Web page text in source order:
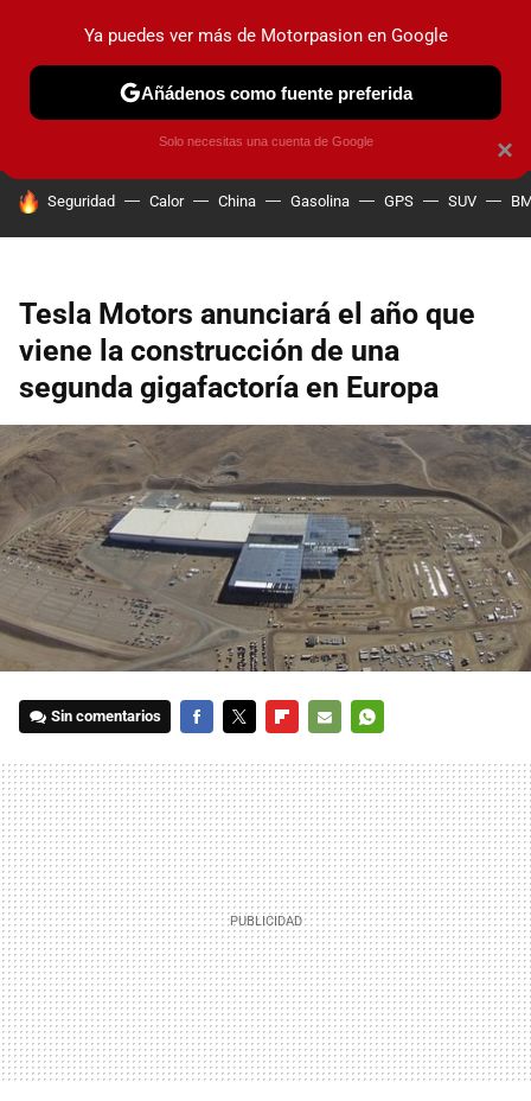
PRUEBAS COCHES ELÉCTRICOS OBSERVATORIO
HOY SE HABLA DE
Seguridad Calor China Gasolina GPS SUV
Tesla Motors anunciará el año que
viene la construcción de una
segunda gigafactoría en Europa
Sin comentarios
MAIL
×
Ya puedes ver más de Motorpasion en Google
Añádenos como fuente preferida
Solo necesitas una cuenta de Google